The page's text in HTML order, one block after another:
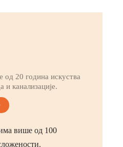
од 20 година искуства
и канализације.
више од 100